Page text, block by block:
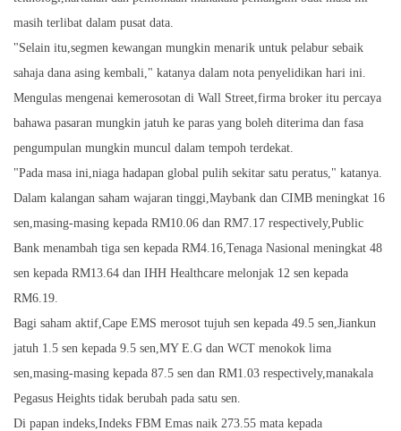
masih terlibat dalam pusat data.
"Selain itu,segmen kewangan mungkin menarik untuk pelabur sebaik
sahaja dana asing kembali," katanya dalam nota penyelidikan hari ini.
Mengulas mengenai kemerosotan di Wall Street,firma broker itu percaya
bahawa pasaran mungkin jatuh ke paras yang boleh diterima dan fasa
pengumpulan mungkin muncul dalam tempoh terdekat.
"Pada masa ini,niaga hadapan global pulih sekitar satu peratus," katanya.
Dalam kalangan saham wajaran tinggi,Maybank dan CIMB meningkat 16
sen,masing-masing kepada RM10.06 dan RM7.17 respectively,Public
Bank menambah tiga sen kepada RM4.16,Tenaga Nasional meningkat 48
sen kepada RM13.64 dan IHH Healthcare melonjak 12 sen kepada
RM6.19.
Bagi saham aktif,Cape EMS merosot tujuh sen kepada 49.5 sen,Jiankun
jatuh 1.5 sen kepada 9.5 sen,MY E.G dan WCT menokok lima
sen,masing-masing kepada 87.5 sen dan RM1.03 respectively,manakala
Pegasus Heights tidak berubah pada satu sen.
Di papan indeks,Indeks FBM Emas naik 273.55 mata kepada